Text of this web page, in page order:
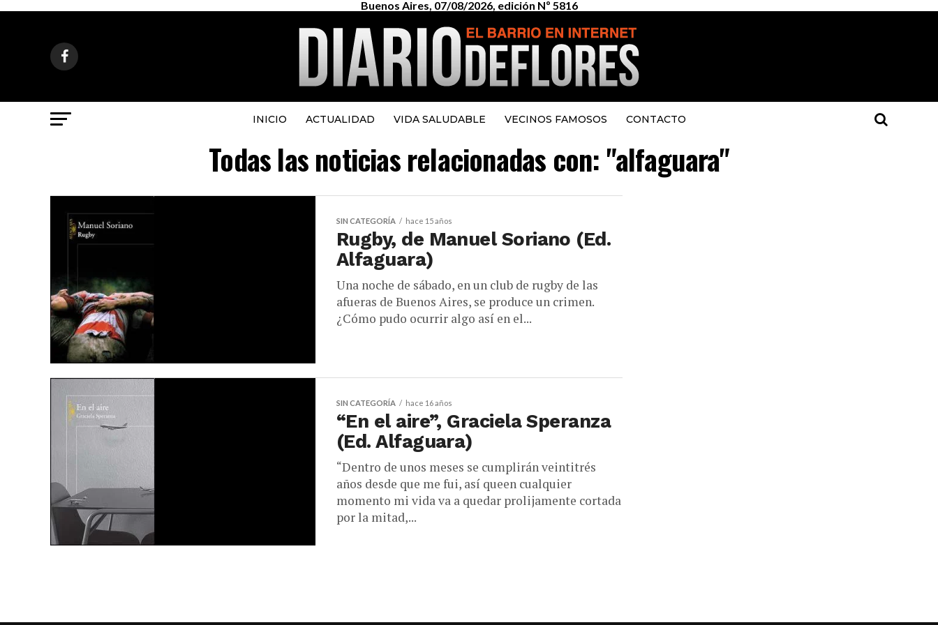
Buenos Aires, 07/08/2026, edición Nº 5816
INICIO ACTUALIDAD VIDA SALUDABLE VECINOS FAMOSOS CONTACTO
Todas las noticias relacionadas con: "alfaguara"
SIN CATEGORÍA hace 15 años
Rugby, de Manuel Soriano (Ed.
Alfaguara)
Una noche de sábado, en un club de rugby de las
afueras de Buenos Aires, se produce un crimen.
¿Cómo pudo ocurrir algo así en el...
SIN CATEGORÍA hace 16 años
“En el aire”, Graciela Speranza
(Ed. Alfaguara)
“Dentro de unos meses se cumplirán veintitrés
años desde que me fui, así queen cualquier
momento mi vida va a quedar prolijamente cortada
por la mitad,...